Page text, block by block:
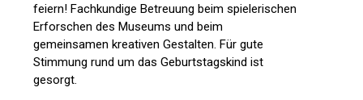
feiern! Fachkundige Betreuung beim spielerischen
Erforschen des Museums und beim
gemeinsamen kreativen Gestalten. Für gute
Stimmung rund um das Geburtstagskind ist
gesorgt.